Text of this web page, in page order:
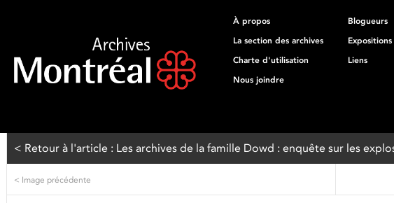
À propos
Blogueurs
La section des archives
Charte d'utilisation
Liens
Nous joindre
< Retour à l'article : Les archives de la famille Dowd : enquête sur les
< Image précédente